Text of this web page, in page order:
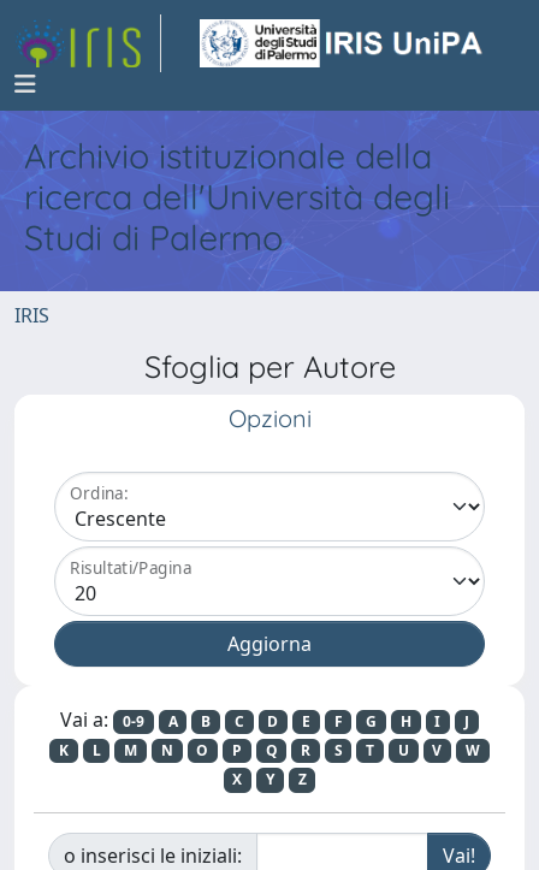
Archivio istituzionale della
ricerca dell'Università degli
Studi di Palermo
IRIS
Sfoglia per Autore
Opzioni
Ordina:
Risultati/Pagina
Vai a: 0-9 A B C D E F G H I
J
K
L M N O P Q R S T U V
W
X
Y Z
o inserisci le iniziali: